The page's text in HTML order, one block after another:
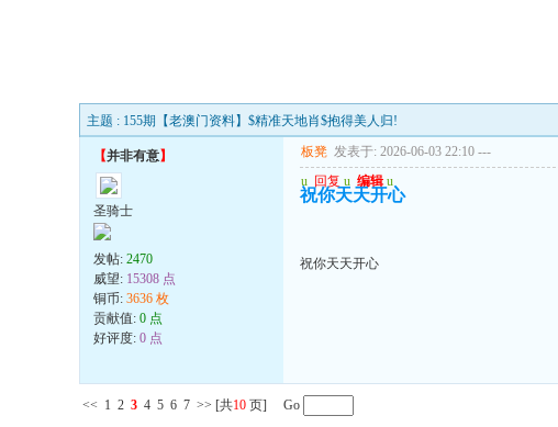
主题 : 155期【老澳门资料】$精准天地肖$抱得美人归!
【并非有意】
圣骑士
发帖: 2470
威望: 15308 点
铜币: 3636 枚
贡献值: 0 点
好评度: 0 点
板凳 发表于: 2026-06-03 22:10 ---
u 回复 u 编辑 u
祝你天天开心
祝你天天开心
<< 1 2 3 4 5 6 7 >> [共10 页] Go